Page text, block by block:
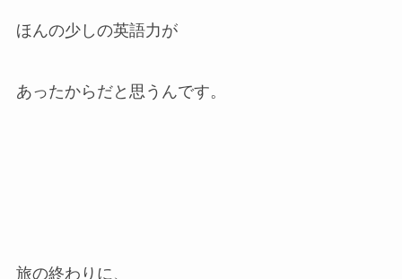
ほんの少しの英語力が
あったからだと思うんです。
旅の終わりに、